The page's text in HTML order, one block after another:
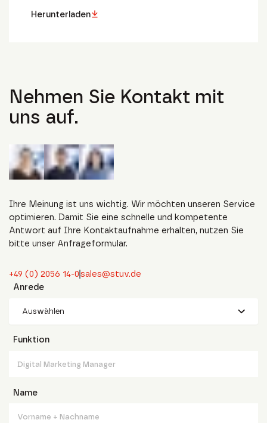
Herunterladen
Nehmen Sie Kontakt mit
uns auf.
Ihre Meinung ist uns wichtig. Wir möchten unseren Service
optimieren. Damit Sie eine schnelle und kompetente
Antwort auf Ihre Kontaktaufnahme erhalten, nutzen Sie
bitte unser Anfrageformular.
+49 (0) 2056 14-0sales@stuv.de
Anrede
Auswählen
Funktion
Name